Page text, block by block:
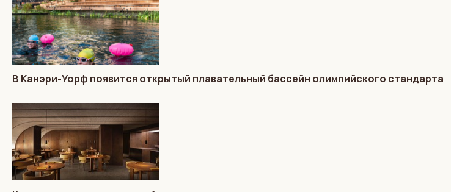
В Канэри-Уорф появится открытый плавательный бассейн олимпийского стандарта